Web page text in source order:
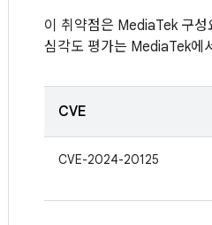
이 취약점은 MediaTek 구
심각도 평가는 MediaTek에
CVE
CVE-2024-20125